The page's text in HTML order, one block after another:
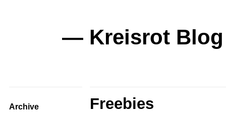
— Kreisrot Blog
Archive Freebies